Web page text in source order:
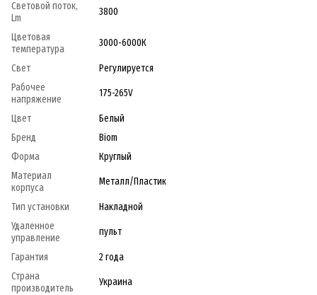
Световой поток,
Lm
3800
Цветовая
температура
3000-6000К
Свет
Регулируется
Рабочее
напряжение
175-265V
Цвет
Белый
Бренд
Biom
Форма
Круглый
Материал
корпуса
Металл/Пластик
Тип установки
Накладной
Удаленное
управление
пульт
Гарантия
2 года
Страна
производитель
Украина